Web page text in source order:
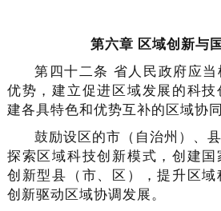
第六章 区域创新与
第四十二条 省人民政府应
优势，建立促进区域发展的科
建各具特色和优势互补的区域协
鼓励设区的市（自治州）、
探索区域科技创新模式，创建
创新型县（市、区），提升区
创新驱动区域协调发展。